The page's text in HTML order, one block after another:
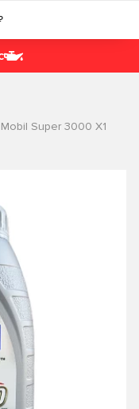
Mobil Super 3000 X1